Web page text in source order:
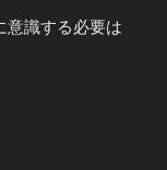
意識する必要は